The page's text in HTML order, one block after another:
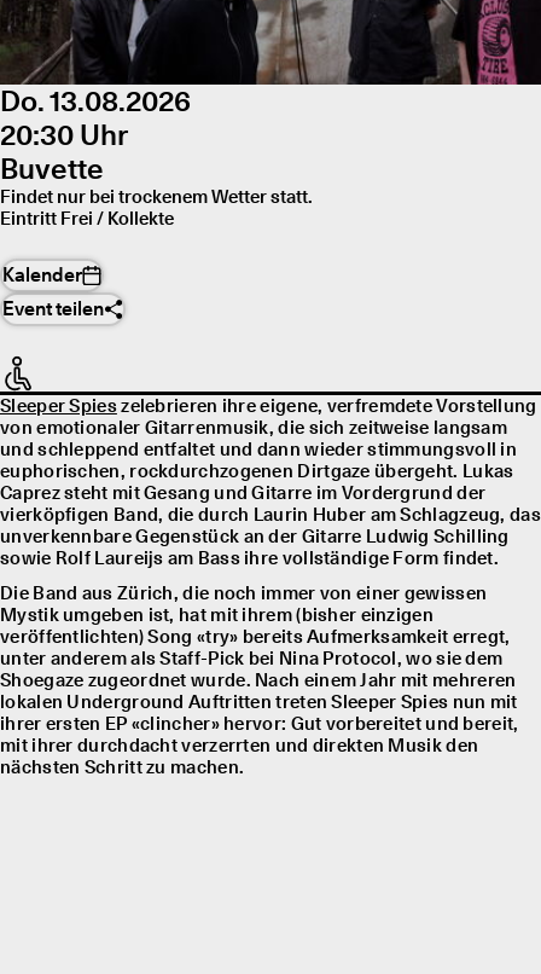
Do. 13.08.2026
20:30 Uhr
Buvette
Findet nur bei trockenem Wetter statt.
Eintritt Frei / Kollekte
Kalender
Event teilen
Sleeper Spieszelebrieren ihre eigene, verfremdete Vorstellung
von emotionaler Gitarrenmusik, die sich zeitweise langsam
und schleppend entfaltet und dann wieder stimmungsvoll in
euphorischen, rockdurchzogenen Dirtgaze übergeht. Lukas
Caprez steht mit Gesang und Gitarre im Vordergrund der
vierköpfigen Band, die durch Laurin Huber am Schlagzeug, das
unverkennbare Gegenstück an der Gitarre Ludwig Schilling
sowie Rolf Laureĳs am Bass ihre vollständige Form findet.
Die Band aus Zürich, die noch immer von einer gewissen
Mystik umgeben ist, hat mit ihrem (bisher einzigen
veröffentlichten) Song «try» bereits Aufmerksamkeit erregt,
unter anderem als Staff-Pick bei Nina Protocol, wo sie dem
Shoegaze zugeordnet wurde. Nach einem Jahr mit mehreren
lokalen Underground Auftritten treten Sleeper Spies nun mit
ihrer ersten EP «clincher» hervor: Gut vorbereitet und bereit,
mit ihrer durchdacht verzerrten und direkten Musik den
nächsten Schritt zu machen.